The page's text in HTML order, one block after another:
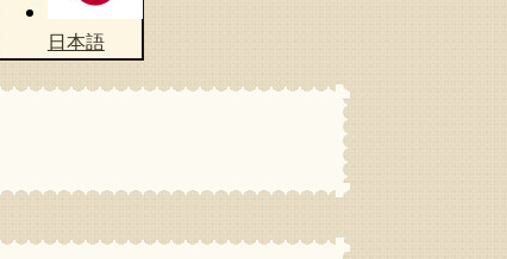
日本語